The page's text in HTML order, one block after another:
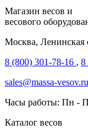
Магазин весов и
весового
Москва, Ленинская
8 (800) 301-78-16 , 8
sales@massa-vesov.ru
Часы работы: Пн -
Каталог весов